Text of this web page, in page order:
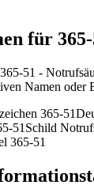
für
51 -
Namen oder
365-51
51 Schild
365-51